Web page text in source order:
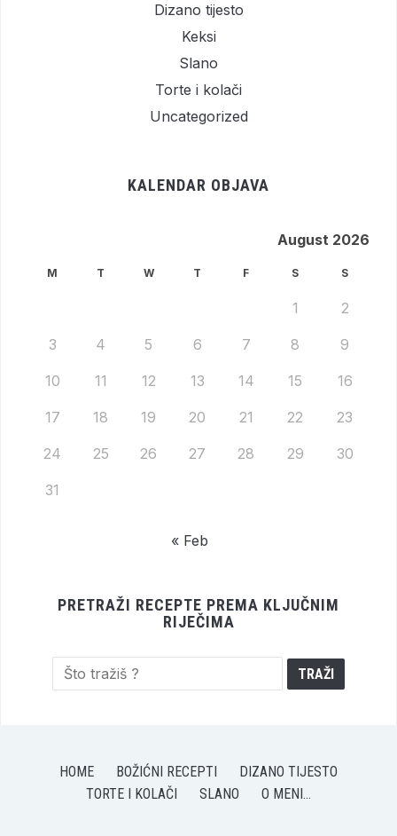
Dizano tijesto
Keksi
Slano
Torte i kolači
Uncategorized
KALENDAR OBJAVA
August 2026
M T W T F S S
1 2
3 4 5 6 7 8 9
10 11 12 13 14 15 16
17 18 19 20 21 22 23
24 25 26 27 28 29 30
31
« Feb
PRETRAŽI RECEPTE PREMA KLJUČNIM
RIJEČIMA
HOME BOŽIĆNI RECEPTI
DIZANO TIJESTO
TORTE I KOLAČI
SLANO O MENI…